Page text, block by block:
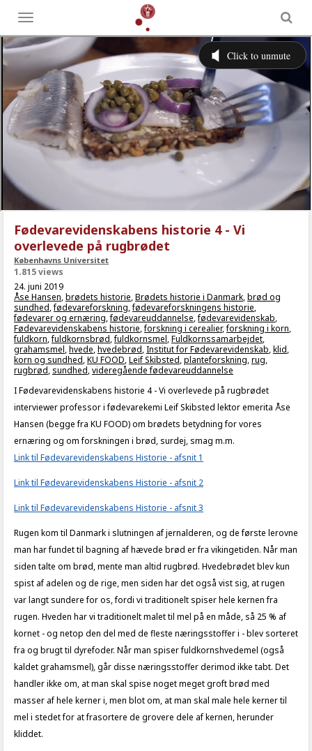
Toggle
menu
Fødevarevidenskabens historie 4 - Vi
overlevede på rugbrødet
Københavns Universitet
1.815 views
24. juni 2019
Åse Hansen,brødets historie,Brødets historie i Danmark,brød og
sundhed,fødevareforskning,fødevareforskningens historie,
fødevarer og ernæring,fødevareuddannelse,fødevarevidenskab,
Fødevarevidenskabens historie,forskning i cerealier,forskning i korn,
fuldkorn,fuldkornsbrød,fuldkornsmel,Fuldkornssamarbejdet,
grahamsmel,hvede,hvedebrød,Institut for Fødevarevidenskab,klid,
korn og sundhed,KU FOOD,Leif Skibsted,planteforskning,rug,
rugbrød, sundhed,videregående fødevareuddannelse
I Fødevarevidenskabens historie 4 - Vi overlevede på rugbrødet
interviewer professor i fødevarekemi Leif Skibsted lektor emerita Åse
Hansen (begge fra KU FOOD) om brødets betydning for vores
ernæring og om forskningen i brød, surdej, smag m.m.
Link til Fødevarevidenskabens Historie - afsnit 1
Link til Fødevarevidenskabens Historie - afsnit 2
Link til Fødevarevidenskabens Historie - afsnit 3
Rugen kom til Danmark i slutningen af jernalderen, og de første lerovne
man har fundet til bagning af hævede brød er fra vikingetiden. Når man
siden talte om brød, mente man altid rugbrød. Hvedebrødet blev kun
spist af adelen og de rige, men siden har det også vist sig, at rugen
var langt sundere for os, fordi vi traditionelt spiser hele kernen fra
rugen. Hveden har vi traditionelt malet til mel på en måde, så 25 % af
kornet - og netop den del med de fleste næringsstoffer i - blev sorteret
fra og brugt til dyrefoder. Når man spiser fuldkornshvedemel (også
kaldet grahamsmel), går disse næringsstoffer derimod ikke tabt. Det
handler ikke om, at man skal spise noget meget groft brød med
masser af hele kerner i, men blot om, at man skal male hele kerner til
mel i stedet for at frasortere de grovere dele af kernen, herunder
kliddet.